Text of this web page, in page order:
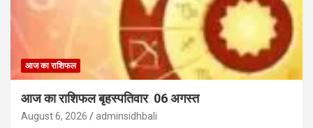
आज का राशिफल
आज का राशिफल बृहस्पतिवार 06 अगस्त
August 6, 2026 adminsidhbali